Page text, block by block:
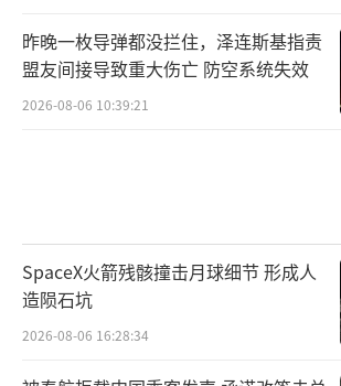
昨晚一枚导弹都没拦住，泽连斯基指责
盟友间接导致重大伤亡 防空系统失效
2026-08-06 10:39:21
SpaceX火箭残骸撞击月球细节 形成人
造陨石坑
2026-08-06 16:28:34